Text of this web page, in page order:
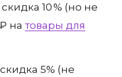
скидка 10 % (но не
на товары для
5% (не